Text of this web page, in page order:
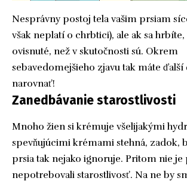
Nesprávny postoj tela vašim prsiam
však neplatí o chrbtici), ale ak sa
ovisnuté, než v skutočnosti sú. Okrem
sebavedomejšieho zjavu tak máte
narovnať!
Zanedbávanie starostlivosti
Mnoho žien si krémuje všelijakými
spevňujúcimi krémami stehná, zadok,
prsia tak nejako ignoruje. Pritom nie je
nepotrebovali starostlivosť. Na ne by